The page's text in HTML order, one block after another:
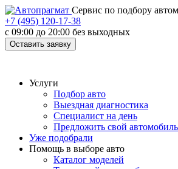
Cервис по подбору
+7 (495) 120-17-38
с 09:00 до 20:00 без выходных
Оставить заявку
Услуги
Подбор авто
Выездная диагностика
Специалист на день
Предложить свой автомобиль
Уже подобрали
Помощь в выборе авто
Каталог моделей